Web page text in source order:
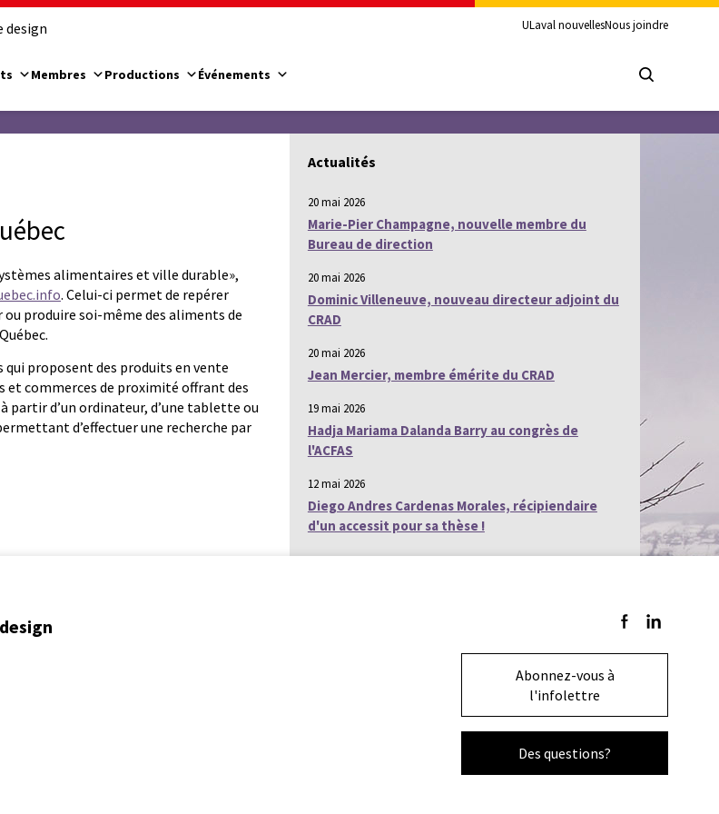
design ULaval nouvellesNous joindre
Membres Productions Événements
alimentaires et ville durable»,
. Celui-ci permet de repérer
produire soi-même des aliments de
proposent des produits en vente
commerces de proximité offrant des
partir d’un ordinateur, d’une tablette ou
d’effectuer une recherche par
Actualités
20 mai 2026
Marie-Pier Champagne, nouvelle membre du
Bureau de direction
20 mai 2026
Dominic Villeneuve, nouveau directeur adjoint du
CRAD
20 mai 2026
Jean Mercier, membre émérite du CRAD
19 mai 2026
Hadja Mariama Dalanda Barry au congrès de
l'ACFAS
12 mai 2026
Diego Andres Cardenas Morales, récipiendaire
d'un accessit pour sa thèse !
Suivez-nous sur
Suivez-nous
Abonnez-vous à
l'infolettre
Des questions?